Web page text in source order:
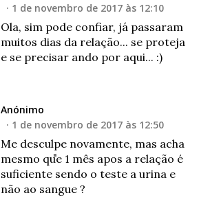
1 de novembro de 2017 às 12:10
Ola, sim pode confiar, já passaram
muitos dias da relação... se proteja
e se precisar ando por aqui... :)
Anónimo
1 de novembro de 2017 às 12:50
Me desculpe novamente, mas acha
mesmo que 1 mês apos a relação é
suficiente sendo o teste a urina e
não ao sangue ?